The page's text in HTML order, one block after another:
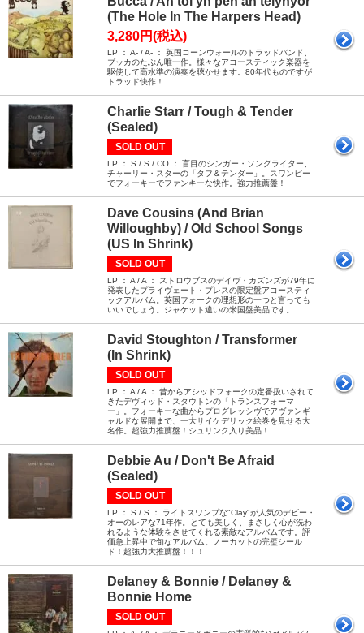
(The Hole In The Harpers Head)
3,280円(税込)
LP ： A- / A- ： 英国コーンウォールのトラッドバンド、
ブッカのたぶん唯一作。様々なアコースティック楽器を
駆使して高水準の演奏を聴かせます。80年代ものですが
トラッド快作！
Charlie Starr / Tough & Tender
(Sealed)
SOLD OUT
LP ： S / S / CO ： 盲目のシンガー・ソングライター、
チャーリー・スターの「タフ＆テンダー」。スワンピー
でフォーキーでファンキーな快作。強力推薦盤！
Dave Cousins (And Brian
Willoughby) / Old School Songs
(US In Shrink)
SOLD OUT
LP ： A / A ： ストロウブスのデイヴ・カズンズが79年に
発表したプライヴェート・プレスの限定盤アコースティ
ックアルバム。英国フォークの理想形の一つと言っても
いいでしょう。ジャケット違いの米国盤美品です。
David Stoughton / Transformer
(In Shrink)
SOLD OUT
LP ： A / A ： 昔からアシッドフォークの定番扱いされて
きたデヴィッド・スタウトンの「トランスフォーマ
ー」。フォーキーな曲からプログレッシヴでアヴァンギ
ャルドな展開まで、一大サイケデリック絵巻を見せる大
名作。超強力推薦盤！シュリンク入り美品！
Debbie Au / Don't Be Afraid
(Sealed)
SOLD OUT
LP ： S / S ： ライトスワンプな"Clay"が人気のデビー・
オーのレアな71年作。とても美しく、まさしく心が洗わ
れるような体験をさせてくれる素敵なアルバムです。評
価急上昇中で旬なアルバム。ノーカットの完璧シール
ド！超強力大推薦盤！！！
Delaney & Bonnie / Delaney &
Bonnie Home
SOLD OUT